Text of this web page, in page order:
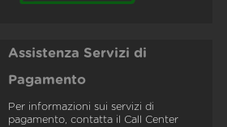
Assistenza Servizi di
Pagamento
Per informazioni sui servizi di
pagamento, contatta il Call Center